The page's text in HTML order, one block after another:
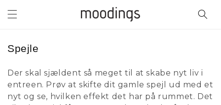
indhold
K
l
l
e
Spejle
Der skal sjældent så meget til at skabe nyt liv i
entreen. Prøv at skifte dit gamle spejl ud med et
nyt og se, hvilken effekt det har på rummet. Det